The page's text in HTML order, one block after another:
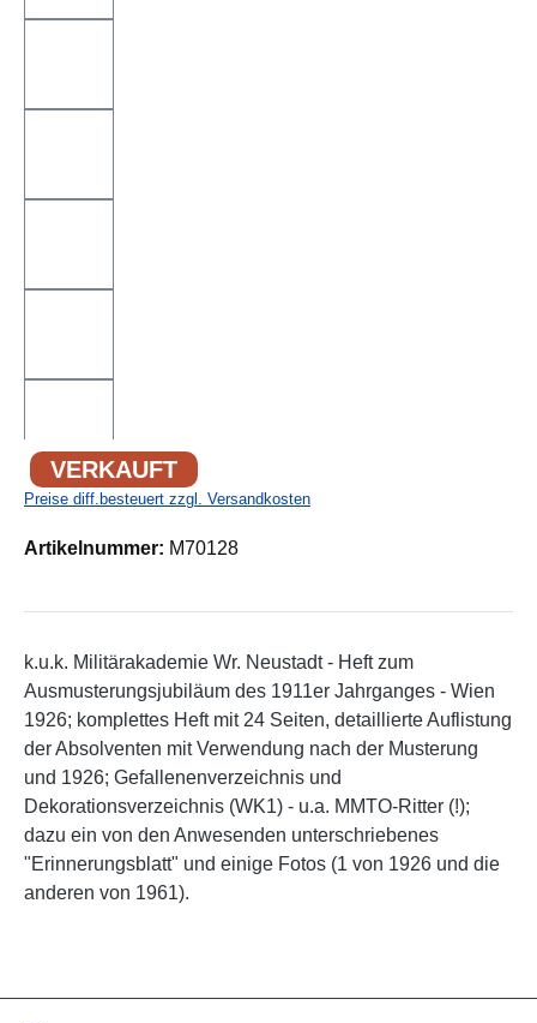
VERKAUFT
Preise diff.besteuert zzgl. Versandkosten
Artikelnummer: M70128
k.u.k. Militärakademie Wr. Neustadt - Heft zum
Ausmusterungsjubiläum des 1911er Jahrganges - Wien
1926; komplettes Heft mit 24 Seiten, detaillierte Auflistung
der Absolventen mit Verwendung nach der Musterung
und 1926; Gefallenenverzeichnis und
Dekorationsverzeichnis (WK1) - u.a. MMTO-Ritter (!);
dazu ein von den Anwesenden unterschriebenes
"Erinnerungsblatt" und einige Fotos (1 von 1926 und die
anderen von 1961).